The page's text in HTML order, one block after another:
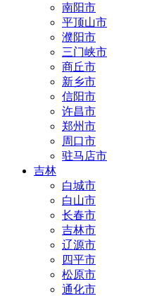
南阳市
平顶山市
濮阳市
三门峡市
商丘市
新乡市
信阳市
许昌市
郑州市
周口市
驻马店市
吉林
白城市
白山市
长春市
吉林市
辽源市
四平市
松原市
通化市